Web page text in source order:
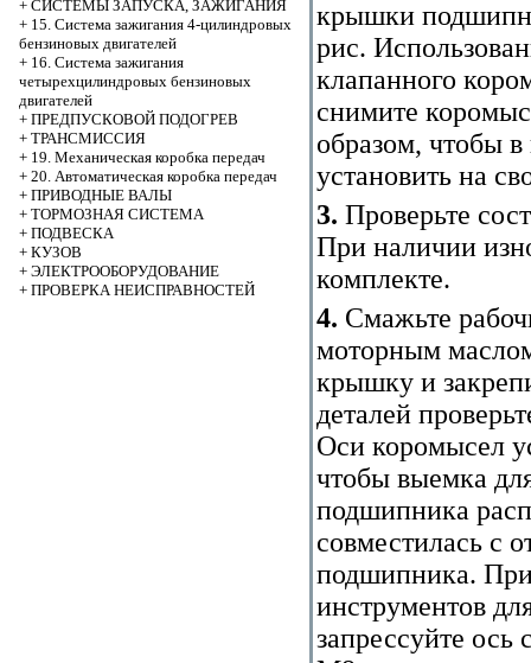
+ СИСТЕМЫ ЗАПУСКА, ЗАЖИГАНИЯ
+ 15. Система зажигания 4-цилиндровых
бензиновых двигателей
+ 16. Система зажигания
четырехцилиндровых бензиновых
двигателей
+ ПРЕДПУСКОВОЙ ПОДОГРЕВ
+ ТРАНСМИССИЯ
+ 19. Механическая коробка передач
+ 20. Автоматическая коробка передач
+ ПРИВОДНЫЕ ВАЛЫ
+ ТОРМОЗНАЯ СИСТЕМА
+ ПОДВЕСКА
+ КУЗОВ
+ ЭЛЕКТРООБОРУДОВАНИЕ
+ ПРОВЕРКА НЕИСПРАВНОСТЕЙ
крышки
рис.
клапанного
снимите
образом, чтобы
установить на
3. Проверьте
При наличии
комплекте.
4. Смажьте
моторным
крышку и
деталей
Оси коромысел
чтобы выемка
подшипника
совместилась с
подшипника.
инструментов
запрессуйте ось